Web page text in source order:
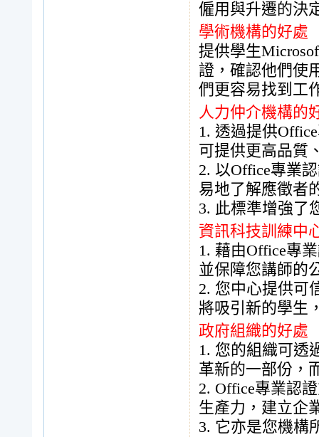
僱用與升遷的決
學術機構的好處
提供學生
證，確認他們使
們更容易找到工
人力仲介機構的
1. 透過提供Office
可提供更高品質
2. 以Office專業
易地了解應徵者
3. 此標準增強了
資訊科技訓練中
1. 藉由Office專
並保障您講師的
2. 您中心提供可
將吸引新的學生
政府組織的好處
1. 您的組織可透
革新的一部份，
2. Office專業認
生產力，建立企
3. 它亦是您機構